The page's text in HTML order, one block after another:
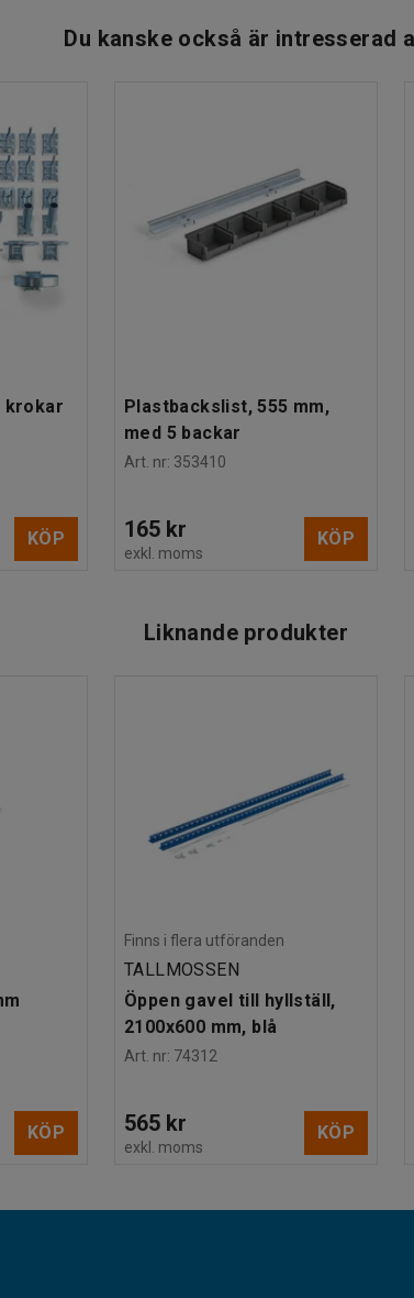
Du kanske också är intresserad
krokar
KÖP
Plastbackslist, 555 mm,
med 5 backar
Art. nr: 353410
165 kr
exkl. moms
KÖP
Liknande produkter
KÖP
Finns i flera utföranden
TALLMOSSEN
Öppen gavel till hyllställ,
2100x600 mm, blå
Art. nr: 74312
565 kr
exkl. moms
KÖP